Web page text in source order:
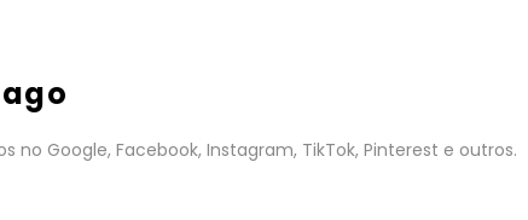
no Google, Facebook, Instagram, TikTok, Pinterest e outros.